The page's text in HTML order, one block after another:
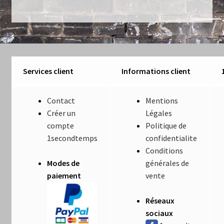
Mentions Légales
Mon compte
Nautilus – Tome 2 – Les Artefacts Retrouvés
Paiement
Services client Informations client
Contact
Créer un
compte
1secondtemps
Modes de
paiement
Mentions
Légales
Politique de
confidentialite
Conditions
générales de
vente
Réseaux
sociaux